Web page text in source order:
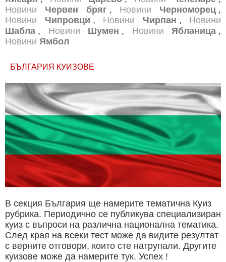
Новини
Червен бряг , Новини Черноморец ,
Новини
Чипровци , Новини Чирпан , Новини
Шабла , Новини Шумен , Новини Ябланица ,
Новини Ямбол
БЪЛГАРИЯ КУИЗОВЕ
В секция България ще намерите тематична Куиз
рубрика. Периодично се публикува специализиран
куиз с въпроси на различна национална тематика.
След края на всеки тест може да видите резултат
с верните отговори, които сте натрупали. Другите
куизове може да намерите тук. Успех !